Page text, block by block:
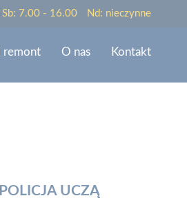
Sb: 7.00 - 16.00 Nd: nieczynne
remont O nas Kontakt
UCZĄ